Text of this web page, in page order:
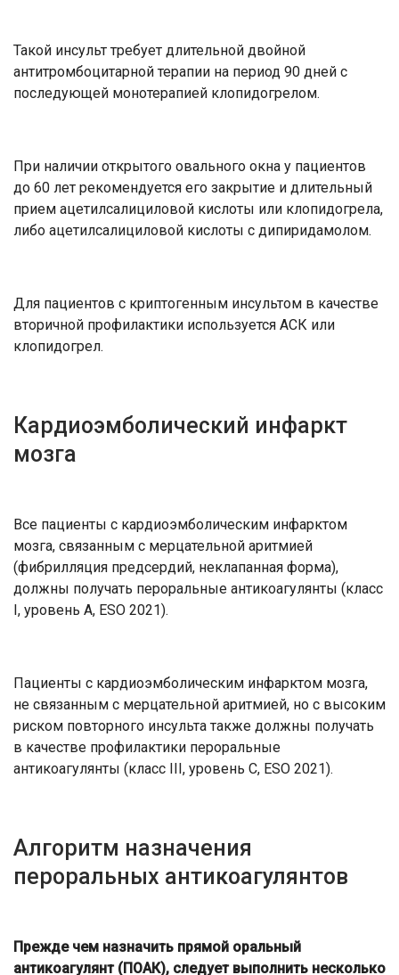
Такой инсульт требует длительной двойной
антитромбоцитарной терапии на период 90 дней с
последующей монотерапией клопидогрелом.
При наличии открытого овального окна у пациентов
до 60 лет рекомендуется его закрытие и длительный
прием ацетилсалициловой кислоты или клопидогрела,
либо ацетилсалициловой кислоты с дипиридамолом.
Для пациентов с криптогенным инсультом в качестве
вторичной профилактики используется АСК или
клопидогрел.
Кардиоэмболический инфаркт
мозга
Все пациенты с кардиоэмболическим инфарктом
мозга, связанным с мерцательной аритмией
(фибрилляция предсердий, неклапанная форма),
должны получать пероральные антикоагулянты (класс
I, уровень А, ESO 2021).
Пациенты с кардиоэмболическим инфарктом мозга,
не связанным с мерцательной аритмией, но с высоким
риском повторного инсульта также должны получать
в качестве профилактики пероральные
антикоагулянты (класс III, уровень С, ESO 2021).
Алгоритм назначения
пероральных антикоагулянтов
Прежде чем назначить прямой оральный
антикоагулянт (ПОАК), следует выполнить несколько